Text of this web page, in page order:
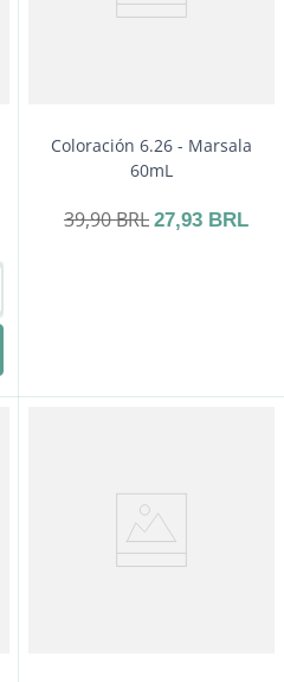
Coloración 6.26 - Marsala
60mL
39,90BRL 27,93 BRL